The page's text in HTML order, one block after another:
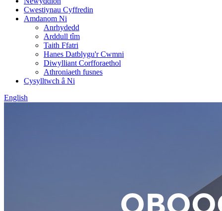
Cwestiynau Cyffredin
Amdanom Ni
Anrhydedd
Arddull tîm
Taith Ffatri
Hanes Datblygu'r Cwmni
Diwylliant Corfforaethol
Athroniaeth fusnes
Cysylltwch â Ni
English